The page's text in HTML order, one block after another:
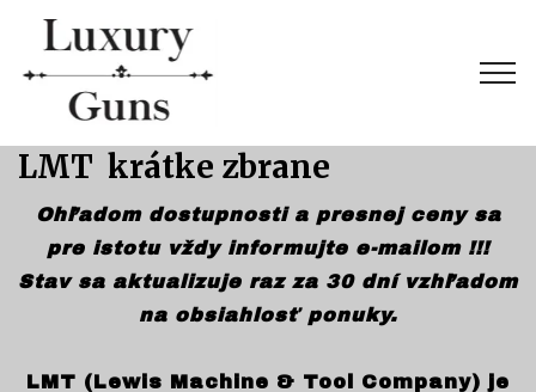
LMT krátke zbrane
Ohľadom dostupnosti a presnej ceny sa
pre istotu vždy informujte e-mailom !!!
Stav sa aktualizuje raz za 30 dní vzhľadom
na obsiahlosť ponuky.
LMT (Lewis Machine & Tool Company) je